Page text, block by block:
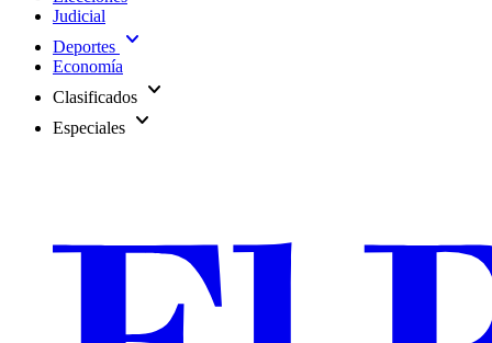
Judicial
Deportes expand_more
Economía
Clasificados expand_more
Especiales expand_more